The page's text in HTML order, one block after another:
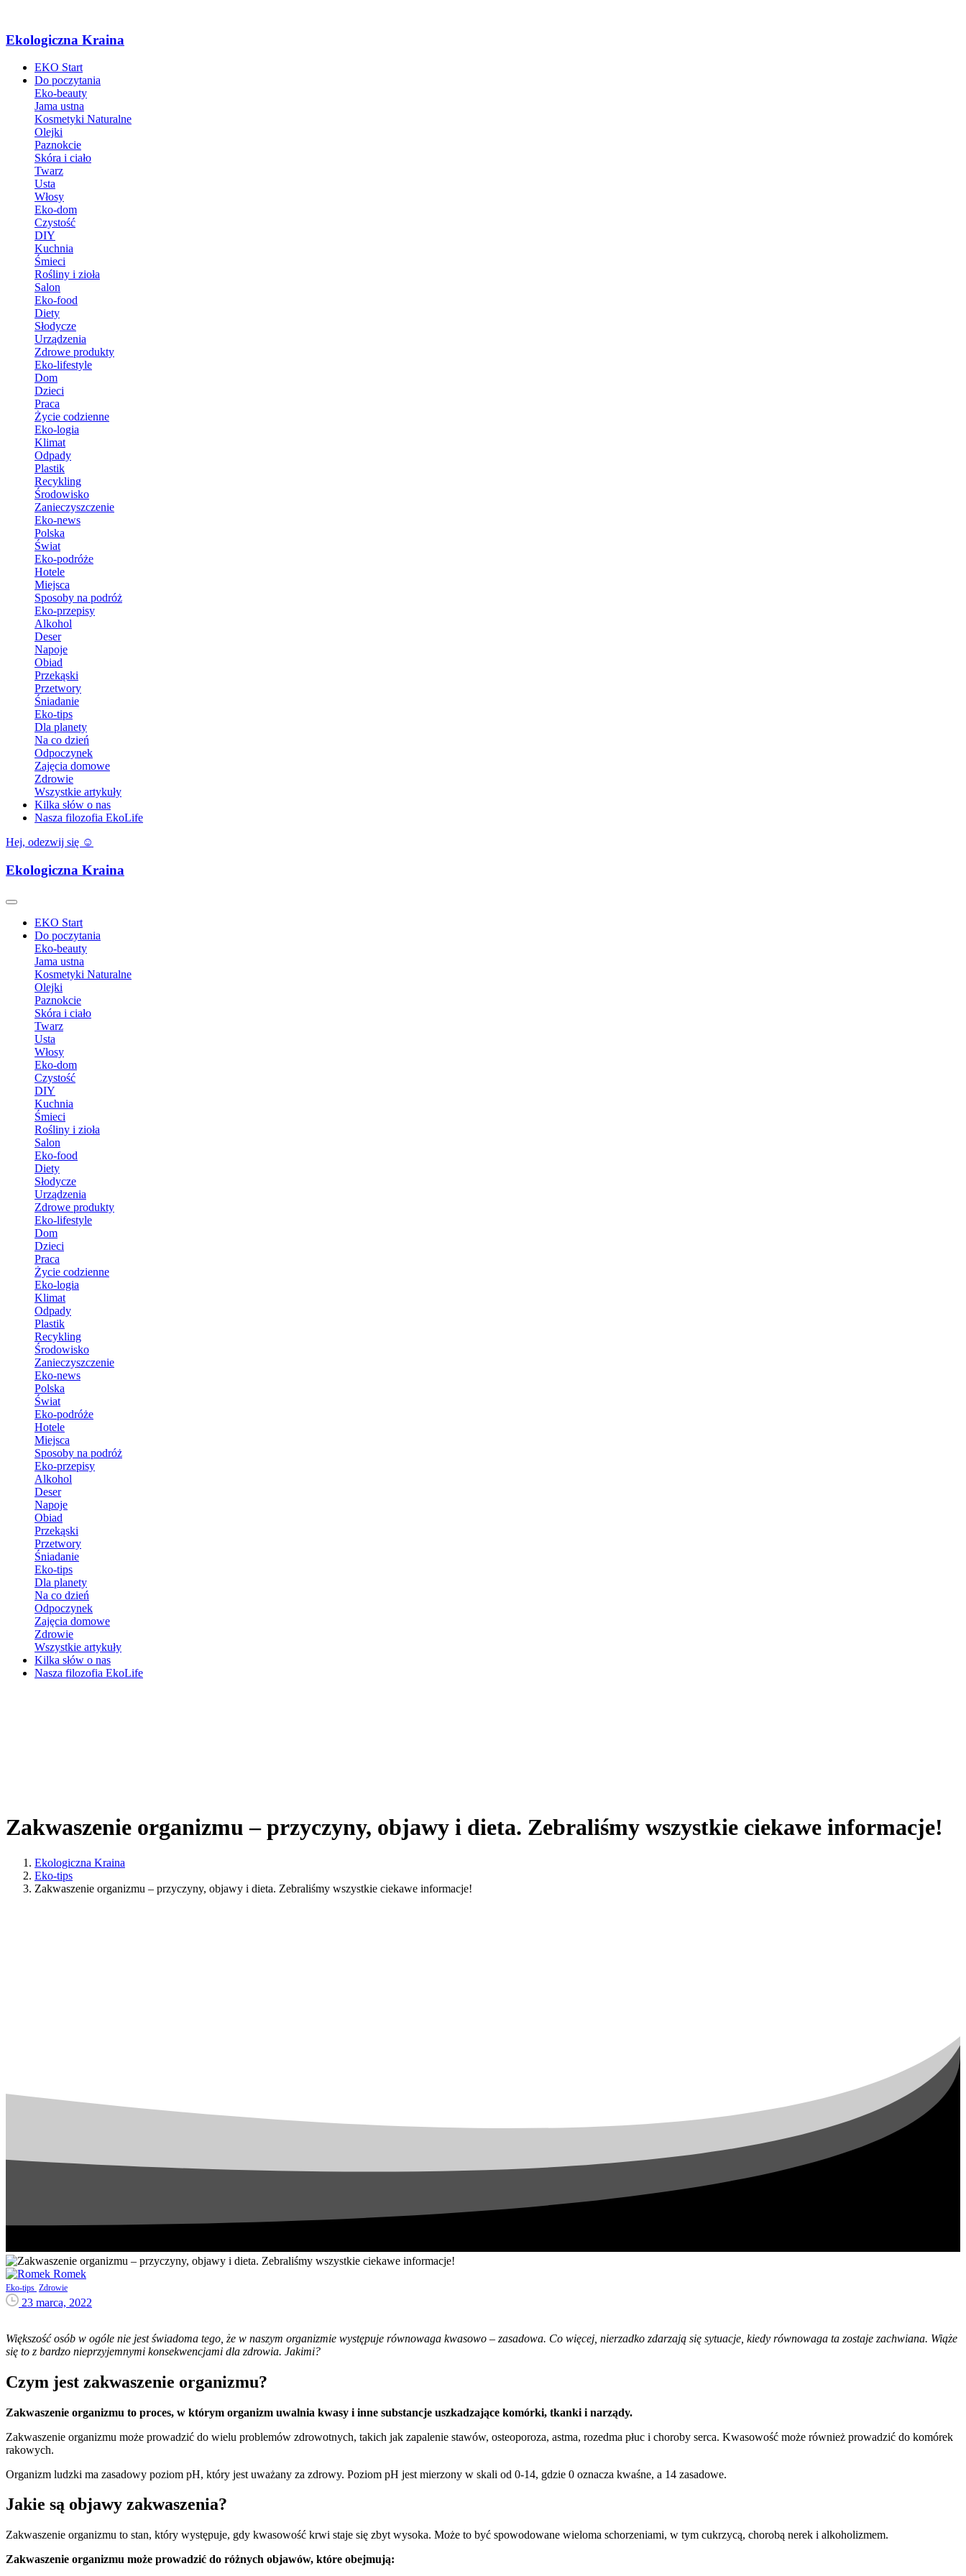
Ekologiczna Kraina
EKO Start
Do poczytania
Eko-beauty
Jama ustna
Kosmetyki Naturalne
Olejki
Paznokcie
Skóra i ciało
Twarz
Usta
Włosy
Eko-dom
Czystość
DIY
Kuchnia
Śmieci
Rośliny i zioła
Salon
Eko-food
Diety
Słodycze
Urządzenia
Zdrowe produkty
Eko-lifestyle
Dom
Dzieci
Praca
Życie codzienne
Eko-logia
Klimat
Odpady
Plastik
Recykling
Środowisko
Zanieczyszczenie
Eko-news
Polska
Świat
Eko-podróże
Hotele
Miejsca
Sposoby na podróż
Eko-przepisy
Alkohol
Deser
Napoje
Obiad
Przekąski
Przetwory
Śniadanie
Eko-tips
Dla planety
Na co dzień
Odpoczynek
Zajęcia domowe
Zdrowie
Wszystkie artykuły
Kilka słów o nas
Nasza filozofia EkoLife
Hej, odezwij się ☺️
Ekologiczna Kraina
EKO Start
Do poczytania
Eko-beauty
Jama ustna
Kosmetyki Naturalne
Olejki
Paznokcie
Skóra i ciało
Twarz
Usta
Włosy
Eko-dom
Czystość
DIY
Kuchnia
Śmieci
Rośliny i zioła
Salon
Eko-food
Diety
Słodycze
Urządzenia
Zdrowe produkty
Eko-lifestyle
Dom
Dzieci
Praca
Życie codzienne
Eko-logia
Klimat
Odpady
Plastik
Recykling
Środowisko
Zanieczyszczenie
Eko-news
Polska
Świat
Eko-podróże
Hotele
Miejsca
Sposoby na podróż
Eko-przepisy
Alkohol
Deser
Napoje
Obiad
Przekąski
Przetwory
Śniadanie
Eko-tips
Dla planety
Na co dzień
Odpoczynek
Zajęcia domowe
Zdrowie
Wszystkie artykuły
Kilka słów o nas
Nasza filozofia EkoLife
Zakwaszenie organizmu – przyczyny, objawy i dieta. Zebraliśmy wszystkie ciekawe informacje!
Ekologiczna Kraina
Eko-tips
Zakwaszenie organizmu – przyczyny, objawy i dieta. Zebraliśmy wszystkie ciekawe informacje!
Romek
Eko-tips Zdrowie
23 marca, 2022
Większość osób w ogóle nie jest świadoma tego, że w naszym organizmie występuje równowaga kwasowo – zasadowa. Co więcej, nierzadko zdarzają się sytuacje, kiedy równowaga ta zostaje zachwiana. Wiąże
się to z bardzo nieprzyjemnymi konsekwencjami dla zdrowia. Jakimi?
Czym jest zakwaszenie organizmu?
Zakwaszenie organizmu to proces, w którym organizm uwalnia kwasy i inne substancje uszkadzające komórki, tkanki i narządy.
Zakwaszenie organizmu może prowadzić do wielu problemów zdrowotnych, takich jak zapalenie stawów, osteoporoza, astma, rozedma płuc i choroby serca. Kwasowość może również prowadzić do komórek
rakowych.
Organizm ludzki ma zasadowy poziom pH, który jest uważany za zdrowy. Poziom pH jest mierzony w skali od 0-14, gdzie 0 oznacza kwaśne, a 14 zasadowe.
Jakie są objawy zakwaszenia?
Zakwaszenie organizmu to stan, który występuje, gdy kwasowość krwi staje się zbyt wysoka. Może to być spowodowane wieloma schorzeniami, w tym cukrzycą, chorobą nerek i alkoholizmem.
Zakwaszenie organizmu może prowadzić do różnych objawów, które obejmują: